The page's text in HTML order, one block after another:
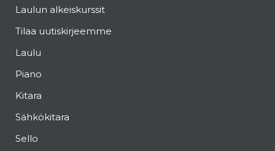
Laulun alkeiskurssit
Tilaa uutiskirjeemme
Laulu
Piano
Kitara
Sähkökitara
Sello